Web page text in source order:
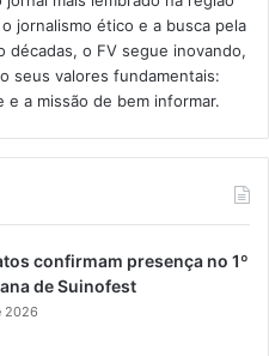
jornalismo ético e a busca pela
décadas, o FV segue inovando,
seus valores fundamentais:
a missão de bem informar.​
confirmam presença no 1º
de Suinofest
2026